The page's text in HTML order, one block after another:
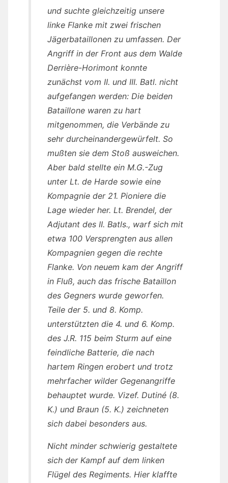
und suchte gleichzeitig unsere
linke Flanke mit zwei frischen
Jägerbataillonen zu umfassen. Der
Angriff in der Front aus dem Walde
Derrière-Horimont konnte
zunächst vom II. und III. Batl. nicht
aufgefangen werden: Die beiden
Bataillone waren zu hart
mitgenommen, die Verbände zu
sehr durcheinandergewürfelt. So
mußten sie dem Stoß ausweichen.
Aber bald stellte ein M.G.-Zug
unter Lt. de Harde sowie eine
Kompagnie der 21. Pioniere die
Lage wieder her. Lt. Brendel, der
Adjutant des II. Batls., warf sich mit
etwa 100 Versprengten aus allen
Kompagnien gegen die rechte
Flanke. Von neuem kam der Angriff
in Fluß, auch das frische Bataillon
des Gegners wurde geworfen.
Teile der 5. und 8. Komp.
unterstützten die 4. und 6. Komp.
des J.R. 115 beim Sturm auf eine
feindliche Batterie, die nach
hartem Ringen erobert und trotz
mehrfacher wilder Gegenangriffe
behauptet wurde. Vizef. Dutiné (8.
K.) und Braun (5. K.) zeichneten
sich dabei besonders aus.
Nicht minder schwierig gestaltete
sich der Kampf auf dem linken
Flügel des Regiments. Hier klaffte